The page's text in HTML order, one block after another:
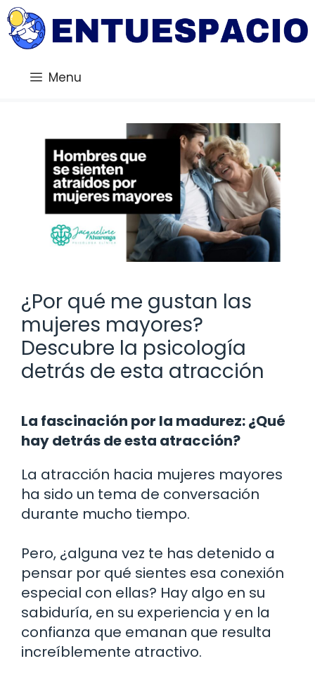
Saltar
al
contenido
Menu
¿Por qué me gustan las
mujeres mayores?
Descubre la psicología
detrás de esta atracción
La fascinación por la madurez: ¿Qué
hay detrás de esta atracción?
La atracción hacia mujeres mayores
ha sido un tema de conversación
durante mucho tiempo.
Pero, ¿alguna vez te has detenido a
pensar por qué sientes esa conexión
especial con ellas? Hay algo en su
sabiduría, en su experiencia y en la
confianza que emanan que resulta
increíblemente atractivo.